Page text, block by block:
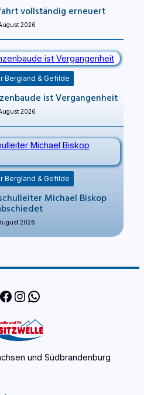
vollständig erneuert
2026
Bergland & Gefilde
ist Vergangenheit
2026
Bergland & Gefilde
Michael Biskop
2026
Facebook
Instagram
WhatsApp
und Südbrandenburg